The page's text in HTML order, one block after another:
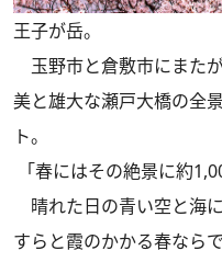
王子が岳。
玉野市と倉敷市にまた
美と雄大な瀬戸大橋の全
ト。
「春にはその絶景に約
晴れた日の青い空と海
すらと霞のかかる春なら